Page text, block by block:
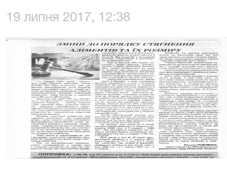
19 липня 2017, 12:38